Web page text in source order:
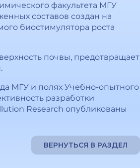
факультета МГУ
составов создан на
биостимулятора роста
почвы, предотвращает
МГУ и полях Учебно-опытного
разработки
Research опубликованы
ВЕРНУТЬСЯ В РАЗДЕЛ